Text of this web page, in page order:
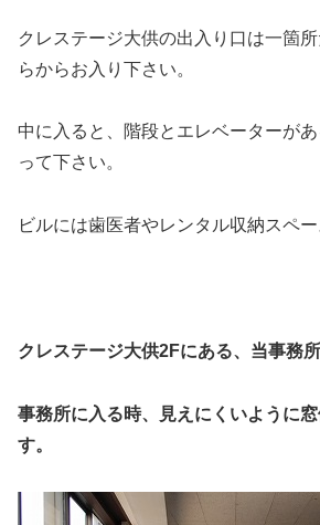
クレステージ大供の出入り口は一箇
らからお入り下さい。
中に入ると、階段とエレベーターが
って下さい。
ビルには歯医者やレンタル収納スペー
クレステージ大供2Fにある、当事務所
事務所に入る時、見えにくいように
す。